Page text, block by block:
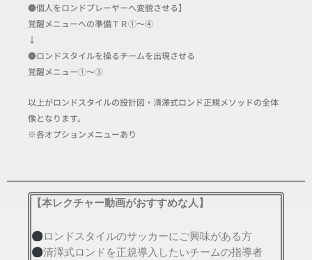
●個人をロンドプレーヤーへ変貌させる】
覚醒メニューへの準備ＴＲ①〜④
↓
●ロンドスタイルを操るチームを出現させる
覚醒メニュー①〜③
以上がロンドスタイルの設計図・清澤式ロンド正規メソッドの全体
像となります。
※各オプションメニューあり
【本レクチャー動画がおすすめな人】
ロンドスタイルのサッカーにご興味がある方
清澤式ロンドを正規導入したいチームの指導者